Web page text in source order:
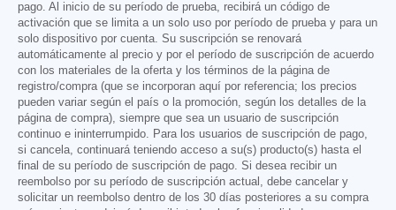
pago. Al inicio de su período de prueba, recibirá un código de
activación que se limita a un solo uso por período de prueba y para un
solo dispositivo por cuenta. Su suscripción se renovará
automáticamente al precio y por el período de suscripción de acuerdo
con los materiales de la oferta y los términos de la página de
registro/compra (que se incorporan aquí por referencia; los precios
pueden variar según el país o la promoción, según los detalles de la
página de compra), siempre que sea un usuario de suscripción
continuo e ininterrumpido. Para los usuarios de suscripción de pago,
si cancela, continuará teniendo acceso a su(s) producto(s) hasta el
final de su período de suscripción de pago. Si desea recibir un
reembolso por su período de suscripción actual, debe cancelar y
solicitar un reembolso dentro de los 30 días posteriores a su compra